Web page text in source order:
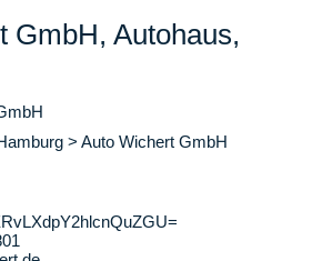
GmbH, Autohaus,
> Auto Wichert GmbH